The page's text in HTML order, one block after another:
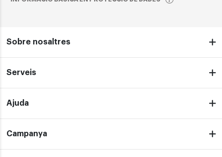
Sobre nosaltres
Serveis
Ajuda
Campanya